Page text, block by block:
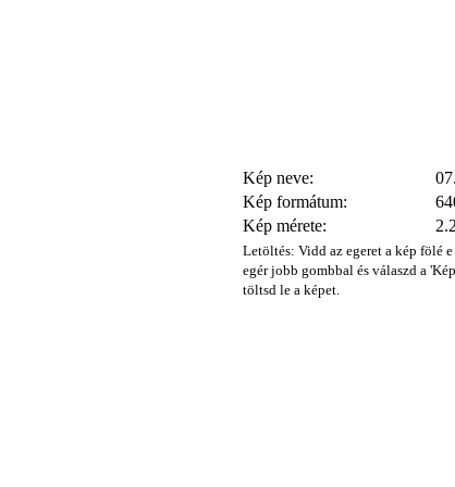
Kép neve:
Kép formátum:
Kép mérete:
Letöltés: Vidd az egeret a kép fölé
egér jobb gombbal és válaszd a
töltsd le a képet.